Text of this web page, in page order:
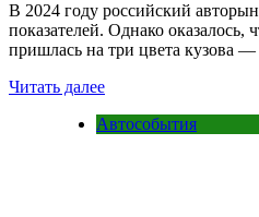
В 2024 году российский
показателей. Однако оказалось,
пришлась на три цвета кузова
Читать далее
Автособытия